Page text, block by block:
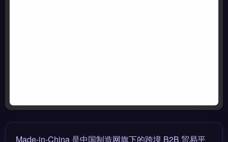
Made-in-China 是中国制造网旗下的跨境 B2B 贸易平